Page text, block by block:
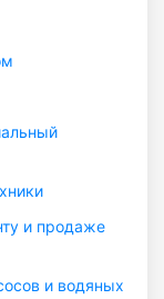
и продаже
и водяных